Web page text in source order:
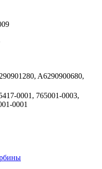
A6290900680,
0001, 765001-0003,
0001